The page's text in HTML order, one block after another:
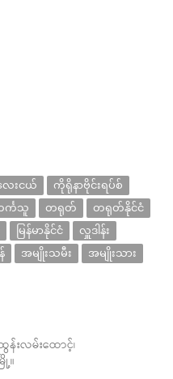
းငယ်
ကိုရိုနာဗိုင်းရပ်စ်
င်္ကသူ တရုတ်
တရုတ်နိုင်ငံ
မြန်မာနိုင်ငံ
လှူဒါန်း
အမျိုးသမီး အမျိုးသား
းလမ်းထောင့်၊
။